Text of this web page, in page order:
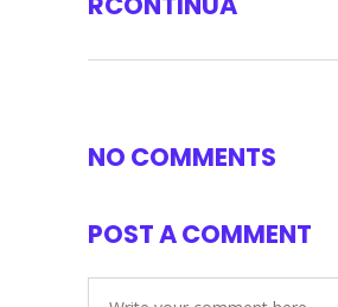
NO COMMENTS
POST A COMMENT